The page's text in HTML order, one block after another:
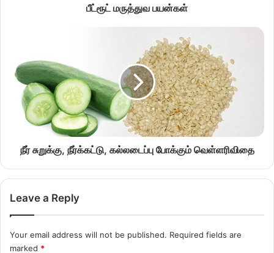
பீட்ரூட் மருத்துவ பயன்கள்
நீர் சுறுக்கு, நீர்க்கட்டு, கல்லடைப்பு போக்கும் வெள்ளரிவிதை
Leave a Reply
Your email address will not be published. Required fields are
marked *